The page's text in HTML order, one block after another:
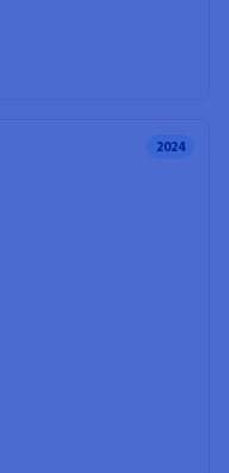
2024